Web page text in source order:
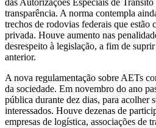
transparência. A norma contempla
trechos de rodovias federais que estão
privada. Houve aumento nas
desrespeito à legislação, a fim de
anterior.
A nova regulamentação sobre AETs
da sociedade. Em novembro do ano
pública durante dez dias, para acolher
interessados. Houve dezenas de
empresas de logística, associações de